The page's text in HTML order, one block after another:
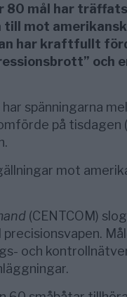
80 mål har
mot
har kraftfullt
och
spänningarna
på tisdagen
mot
(CENTCOM)
och